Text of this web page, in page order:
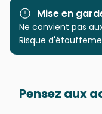
Catégorie
Mise en
Ne convient pas
Risque
Pensez aux